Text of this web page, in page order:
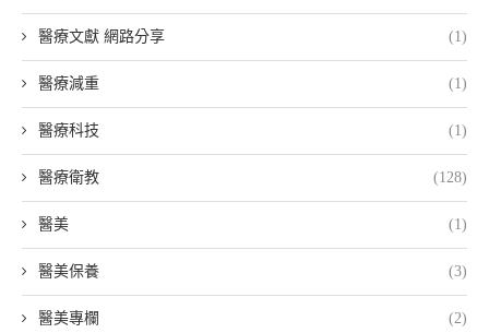
醫療文獻 網路分享 (1)
醫療減重 (1)
醫療科技 (1)
醫療衛教 (128)
醫美 (1)
醫美保養 (3)
醫美專欄 (2)